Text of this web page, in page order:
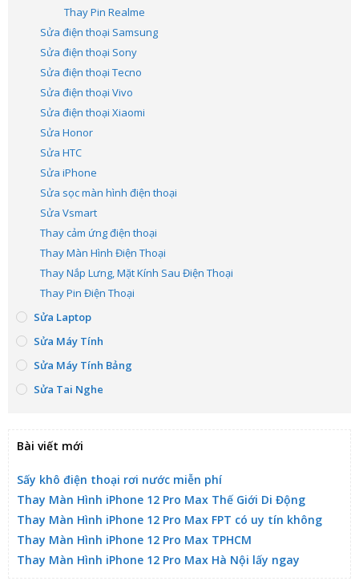
Thay Pin Realme
Sửa điện thoại Samsung
Sửa điện thoại Sony
Sửa điện thoại Tecno
Sửa điện thoại Vivo
Sửa điện thoại Xiaomi
Sửa Honor
Sửa HTC
Sửa iPhone
Sửa sọc màn hình điện thoại
Sửa Vsmart
Thay cảm ứng điện thoại
Thay Màn Hình Điện Thoại
Thay Nắp Lưng, Mặt Kính Sau Điện Thoại
Thay Pin Điện Thoại
Sửa Laptop
Sửa Máy Tính
Sửa Máy Tính Bảng
Sửa Tai Nghe
Bài viết mới
Sấy khô điện thoại rơi nước miễn phí
Thay Màn Hình iPhone 12 Pro Max Thế Giới Di Động
Thay Màn Hình iPhone 12 Pro Max FPT có uy tín không
Thay Màn Hình iPhone 12 Pro Max TPHCM
Thay Màn Hình iPhone 12 Pro Max Hà Nội lấy ngay